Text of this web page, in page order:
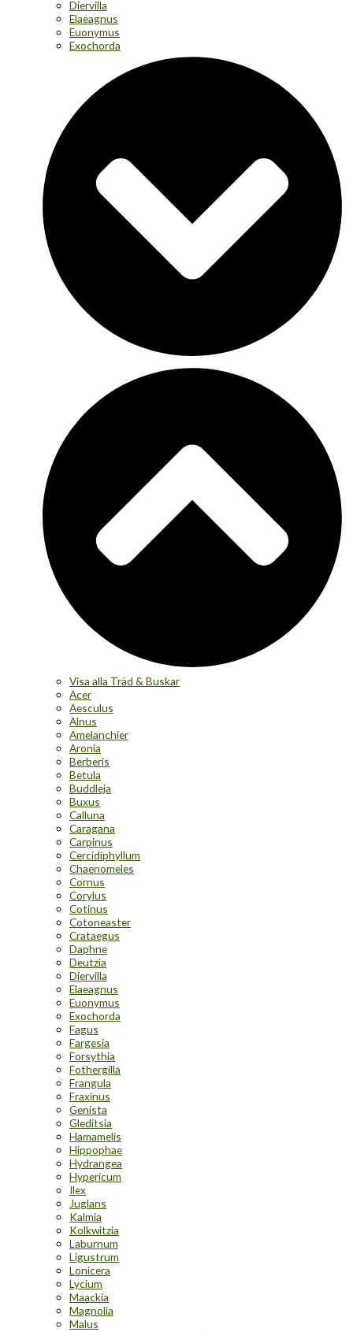
Diervilla
Elaeagnus
Euonymus
Exochorda
Visa alla Träd & Buskar
Acer
Aesculus
Alnus
Amelanchier
Aronia
Berberis
Betula
Buddleja
Buxus
Calluna
Caragana
Carpinus
Cercidiphyllum
Chaenomeles
Cornus
Corylus
Cotinus
Cotoneaster
Crataegus
Daphne
Deutzia
Diervilla
Elaeagnus
Euonymus
Exochorda
Fagus
Fargesia
Forsythia
Fothergilla
Frangula
Fraxinus
Genista
Gleditsia
Hamamelis
Hippophae
Hydrangea
Hypericum
Ilex
Juglans
Kalmia
Kolkwitzia
Laburnum
Ligustrum
Lonicera
Lycium
Maackia
Magnolia
Malus